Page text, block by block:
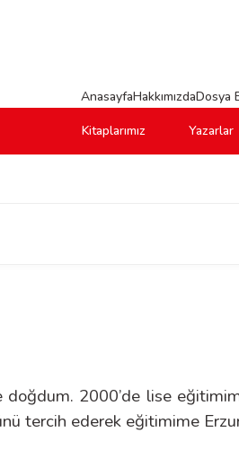
AnasayfaHakkımızdaDosya
Kitaplarımız
Yazarlar
doğdum. 2000’de lise
tercih ederek eğitimime